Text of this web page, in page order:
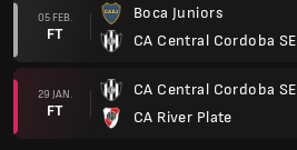
05 FEB.
FT
Boca Juniors
CA Central Cordoba SE
29 JAN.
FT
CA Central Cordoba SE
CA River Plate